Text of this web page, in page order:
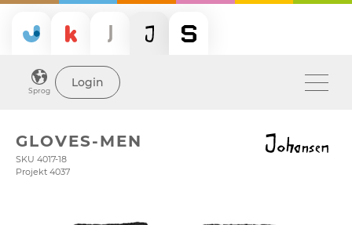
Sprog
Login
GLOVES-MEN
SKU 4017-18
Projekt 4037